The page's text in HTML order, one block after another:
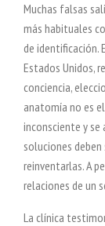
Muchas falsas
más habituales
de identificación.
Estados Unidos,
conciencia,
anatomía no es
inconsciente y se
soluciones
reinventarlas. A
relaciones de un
La clínica